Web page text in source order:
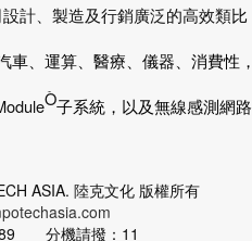
計、製造及行銷廣泛的高效類比
、運算、醫療、儀器、消費性，
Ò子系統，以及無線感測網路
ASIA. 陸克文化 版權所有
分機請撥：11